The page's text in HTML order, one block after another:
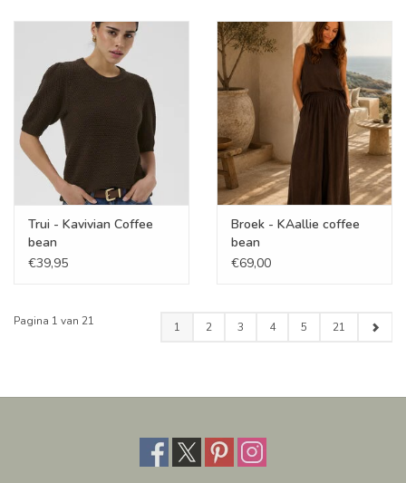
Trui - Kavivian Coffee
bean
€39,95
Broek - KAallie coffee
bean
€69,00
Pagina 1 van 21 1 2 3 4 5 21